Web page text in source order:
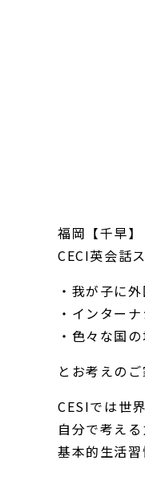
福岡【千早
CECI英会話
・我が子に
・インター
・色々な国
とお考えの
CESIでは世
自分で考え
基本的生活